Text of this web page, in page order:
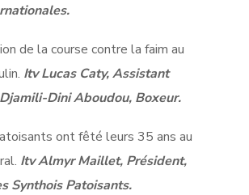
de la course contre la faim au
Itv Lucas Caty, Assistant
Dini Aboudou, Boxeur.
ont fêté leurs 35 ans au
Itv Almyr Maillet, Président,
Synthois Patoisants.